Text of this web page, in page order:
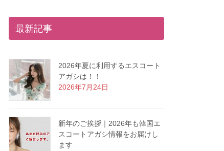
最新記事
2026年夏に利用するエスコート
アガシは！！
2026年7月24日
新年のご挨拶｜2026年も韓国エ
スコートアガシ情報をお届けし
ます